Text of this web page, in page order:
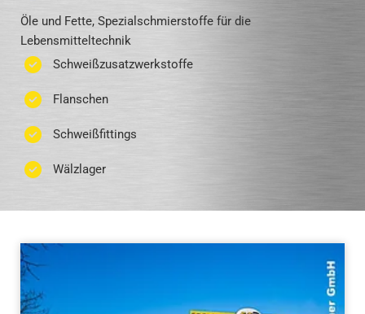
Öle und Fette, Spezialschmierstoffe für die
Lebensmitteltechnik
Schweißzusatzwerkstoffe
Flanschen
Schweißfittings
Wälzlager